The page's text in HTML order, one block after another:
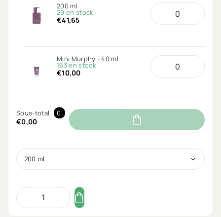
200 ml
29 en stock
€41,65
Mini Murphy - 40 ml
163 en stock
€10,00
Sous-total 0
€0,00